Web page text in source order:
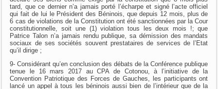
tard, que ce dernier n’a jamais porté l’écharpe et signé l’acte officiel
qui fait de lui le Président des Béninois, que depuis 12 mois, plus de
6 cas de violations de la Constitution ont été sanctionnées par la Cour
constitutionnelle, soit une (1) violation tous les deux mois !; que
Patrice Talon n’a jamais rendu publique, sa démission des mandats
sociaux de ses sociétés souvent prestataires de services de l’Etat
qu’il dirige ;
9- Considérant qu’en conclusion des débats de la Conférence publique
tenue le 16 mars 2017 au CPA de Cotonou, à l’initiative de la
Convention Patriotique des Forces de Gauches, les participants ont
lancé un appel à tous les béninois aussi bien de l’intérieur que de la